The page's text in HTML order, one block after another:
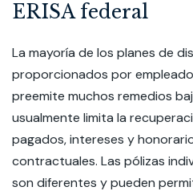
ERISA federal
La mayoría de los planes de
proporcionados por
preemite muchos remedios
usualmente limita la
pagados, intereses y
contractuales. Las pólizas
son diferentes y pueden